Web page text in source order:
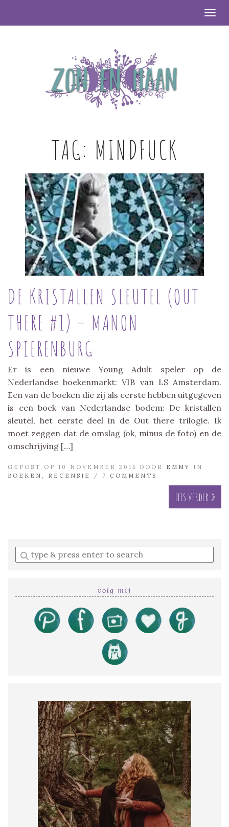
TAG: MINDFUCK
DE KRISTALLEN SLEUTEL (OUT
THERE #1) – MANON
SPIERENBURG
Er is een nieuwe Young Adult speler op de
Nederlandse boekenmarkt: VIB van LS Amsterdam.
Een van de boeken die zij als eerste hebben uitgegeven
is een boek van Nederlandse bodem: De kristallen
sleutel, het eerste deel in de Out there trilogie. Ik
moet zeggen dat de omslag (ok, minus de foto) en de
omschrijving […]
GEPOST OP 10 NOVEMBER 2015 DOOR EMMY
IN
BOEKEN
RECENSIE / 7 COMMENTS
Lees verder »
Enter
a
volg mij